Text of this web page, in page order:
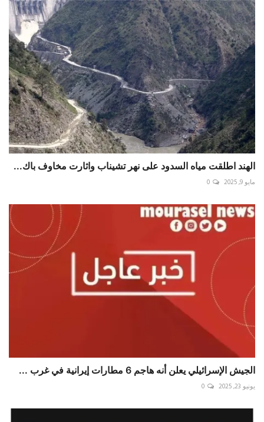
الهند اطلقت مياه السدود على نهر تشيناب واثارت مخاوف باك...
مايو 9, 2025 0
الجيش الإسرائيلي يعلن أنه هاجم 6 مطارات إيرانية في غرب ...
يونيو 23, 2025 0